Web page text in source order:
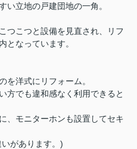
い立地の戸建団地の一角。
つこつと設備を見直され、リフ
となっています。
を洋式にリフォーム。
方でも違和感なく利用できると
、モニターホンも設置してセキ
があります。)